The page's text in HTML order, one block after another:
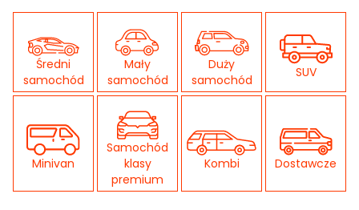
Średni
samochód
Mały
samochód
Duży
samochód
SUV
Minivan
Samochód
klasy
premium
Kombi Dostawcze